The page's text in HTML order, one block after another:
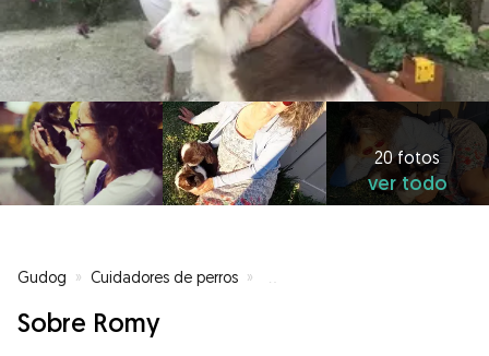
20 fotos
ver todo
Gudog » Cuidadores de perros »
Sobre Romy